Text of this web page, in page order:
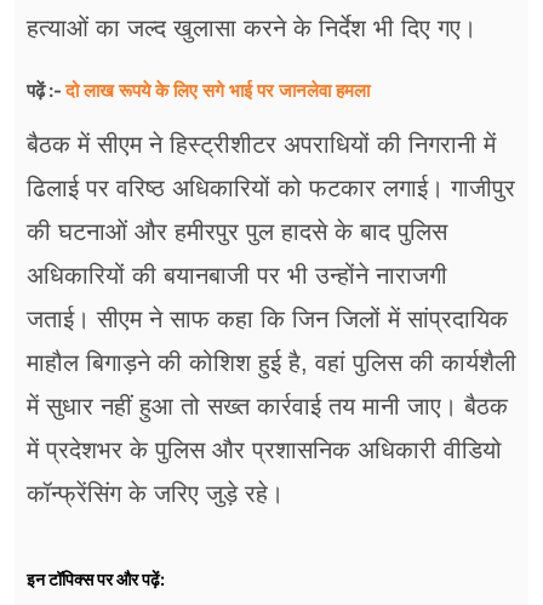
हत्याओं का जल्द खुलासा करने के निर्देश भी दिए गए।
पढ़ें :-दो लाख रूपये के लिए सगे भाई पर जानलेवा हमला
बैठक में सीएम ने हिस्ट्रीशीटर अपराधियों की निगरानी में
ढिलाई पर वरिष्ठ अधिकारियों को फटकार लगाई। गाजीपुर
की घटनाओं और हमीरपुर पुल हादसे के बाद पुलिस
अधिकारियों की बयानबाजी पर भी उन्होंने नाराजगी
जताई। सीएम ने साफ कहा कि जिन जिलों में सांप्रदायिक
माहौल बिगाड़ने की कोशिश हुई है, वहां पुलिस की कार्यशैली
में सुधार नहीं हुआ तो सख्त कार्रवाई तय मानी जाए। बैठक
में प्रदेशभर के पुलिस और प्रशासनिक अधिकारी वीडियो
कॉन्फ्रेंसिंग के जरिए जुड़े रहे।
इन टॉपिक्स पर और पढ़ें: